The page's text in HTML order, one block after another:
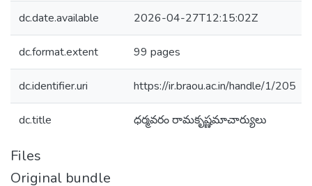
dc.date.available 2026-04-27T12:15:02Z
dc.format.extent 99 pages
dc.identifier.uri https://ir.braou.ac.in/handle/1/205
dc.title ధర్మవరం రామకృష్ణమాచార్యులు
Files
Original bundle